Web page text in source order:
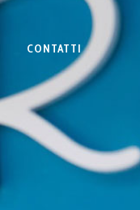
CONTATTI